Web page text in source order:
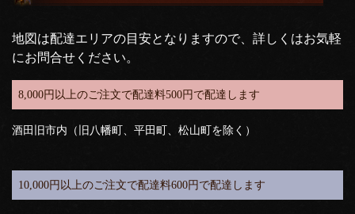
地図は配達エリアの目安となりますので、詳しくはお気軽
にお問合せください。
8,000円以上のご注文で配達料500円で配達します
酒田旧市内（旧八幡町、平田町、松山町を除く）
10,000円以上のご注文で配達料600円で配達します